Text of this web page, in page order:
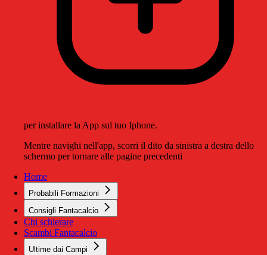
per installare la App sul tuo Iphone.
Mentre navighi nell'app, scorri il dito da sinistra a destra dello
schermo per tornare alle pagine precedenti
Home
Probabili Formazioni
Consigli Fantacalcio
Chi schierare
Scambi Fantacalcio
Ultime dai Campi